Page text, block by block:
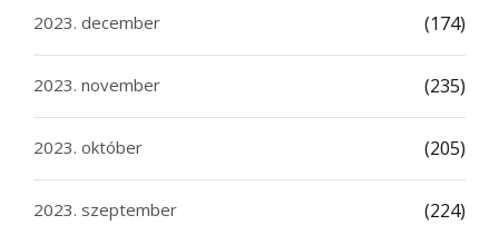
2023. december (174)
2023. november (235)
2023. október (205)
2023. szeptember (224)